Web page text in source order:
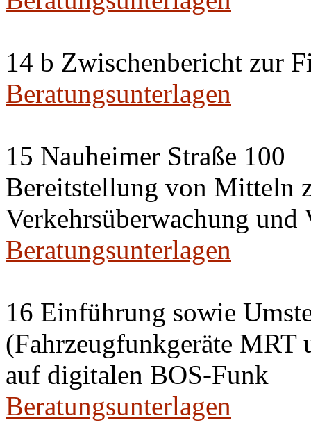
14 b Zwischenbericht zur
Beratungsunterlagen
15 Nauheimer Straße 100
Bereitstellung von Mitteln
Verkehrsüberwachung und
Beratungsunterlagen
16 Einführung sowie
(Fahrzeugfunkgeräte MRT
auf digitalen BOS-Funk
Beratungsunterlagen